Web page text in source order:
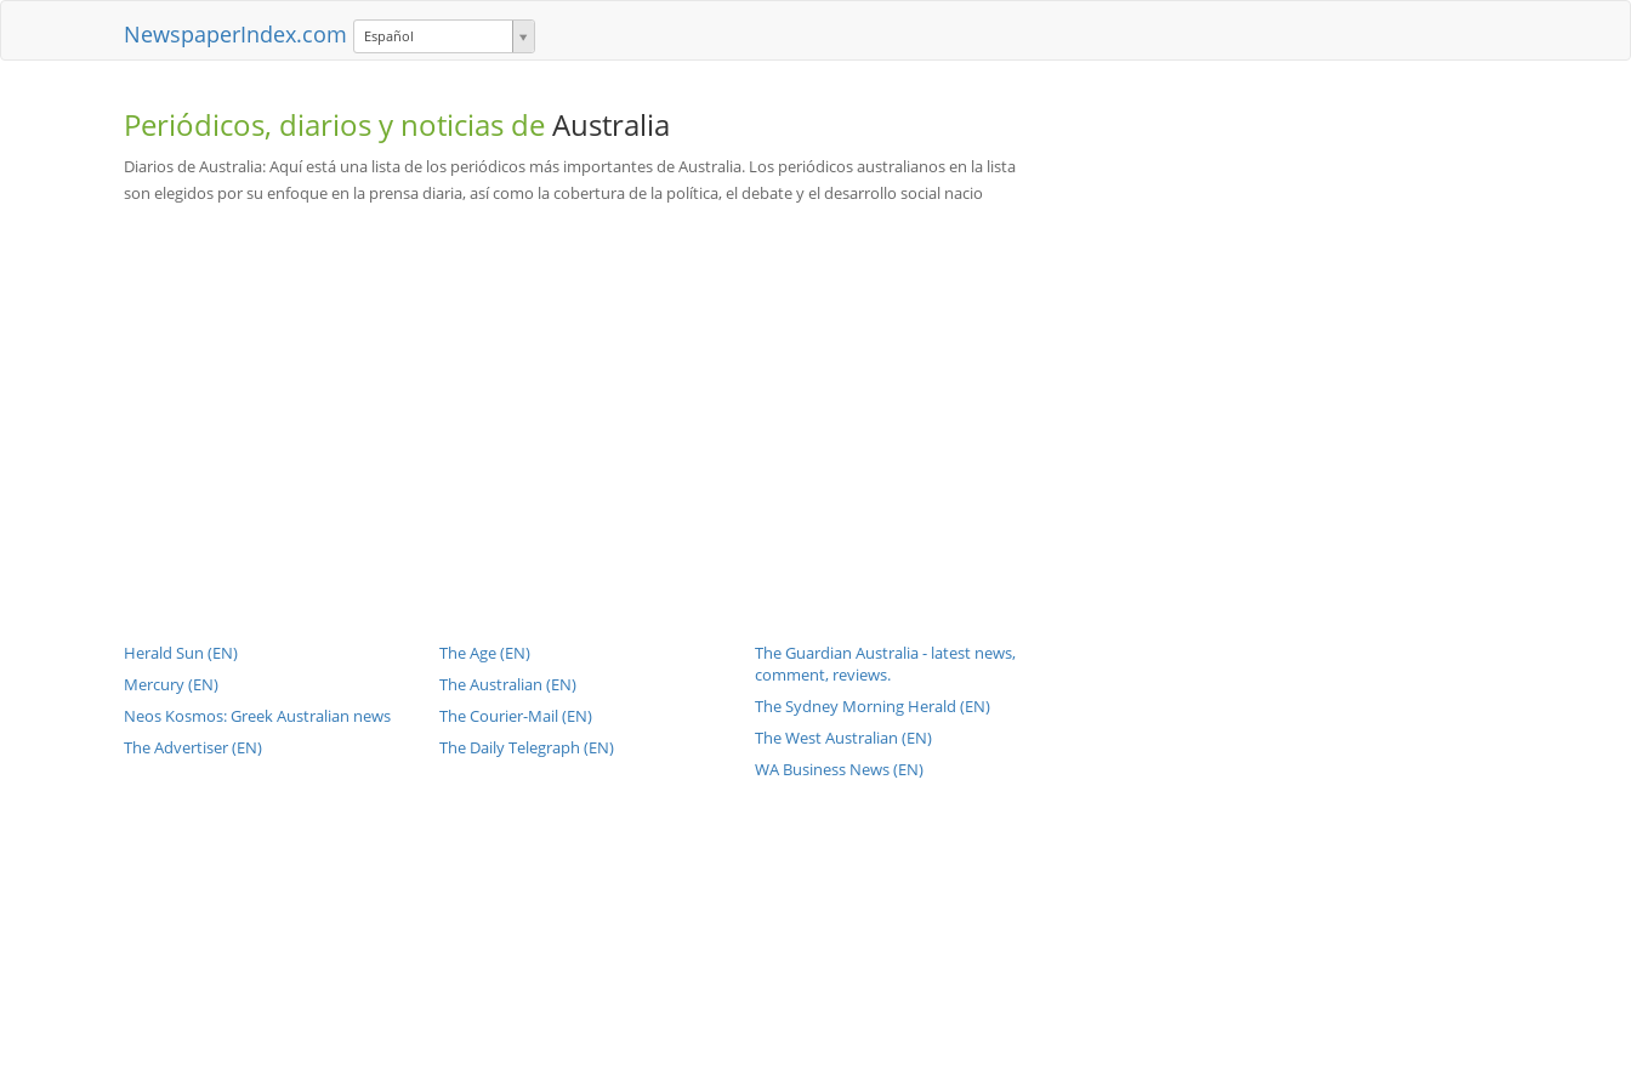
NewspaperIndex.com Español
Periódicos, diarios y noticias deAustralia
Diarios de Australia: Aquí está una lista de los periódicos más importantes de Australia. Los periódicos australianos en la lista
son elegidos por su enfoque en la prensa diaria, así como la cobertura de la política, el debate y el desarrollo social nacio
Herald Sun (EN)
Mercury (EN)
Neos Kosmos: Greek Australian news
The Advertiser (EN)
The Age (EN)
The Australian (EN)
The Courier-Mail (EN)
The Daily Telegraph (EN)
The Guardian Australia - latest news,
comment, reviews.
The Sydney Morning Herald (EN)
The West Australian (EN)
WA Business News (EN)